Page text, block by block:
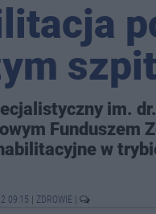
im.
Funduszem
w
09:15 ZDROWIE